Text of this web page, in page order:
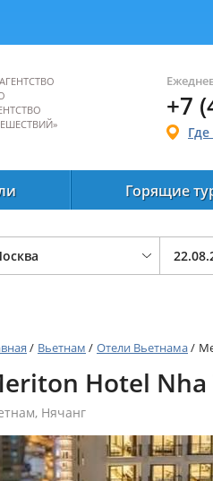
+7
Где
Горящие
/ Вьетнам / Отели Вьетнама/
Hotel Nha
, Нячанг